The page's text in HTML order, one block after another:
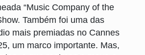
“Music Company of the
Também foi uma das
mais premiadas no Cannes
um marco importante. Mas,